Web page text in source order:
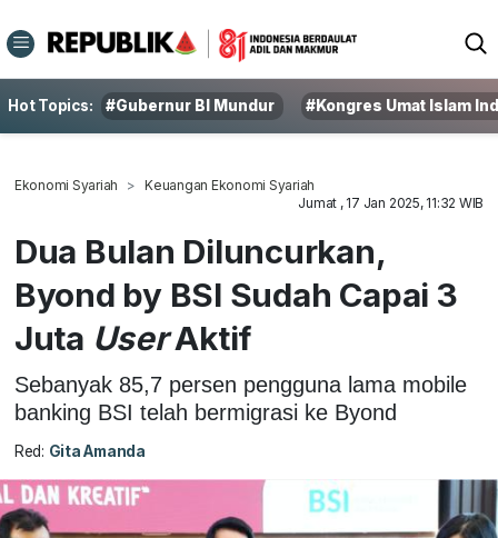
Hot Topics: #Gubernur BI Mundur #Kongres Umat Islam
Ekonomi Syariah
Keuangan Ekonomi Syariah
Jumat , 17 Jan 2025, 11:32 WIB
Dua Bulan Diluncurkan,
Byond by BSI Sudah Capai 3
Juta UserAktif
Sebanyak 85,7 persen pengguna lama mobile
banking BSI telah bermigrasi ke Byond
Red: Gita Amanda